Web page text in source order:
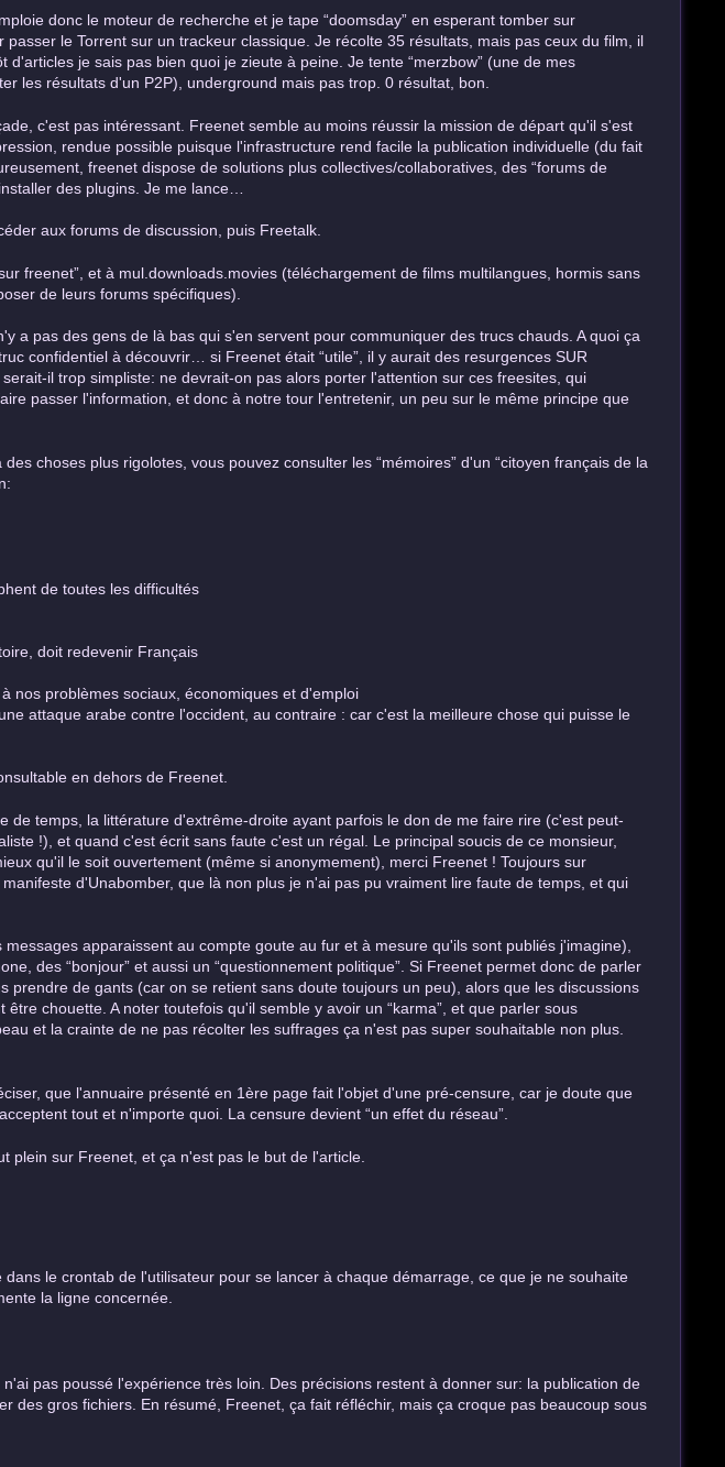
donc le moteur de recherche et je tape “doomsday” en esperant tomber sur
passer le Torrent sur un trackeur classique. Je récolte 35 résultats, mais pas ceux du film, il
je sais pas bien quoi je zieute à peine. Je tente “merzbow” (une de mes
les résultats d'un P2P), underground mais pas trop. 0 résultat, bon.
c'est pas intéressant. Freenet semble au moins réussir la mission de départ qu'il s'est
rendue possible puisque l'infrastructure rend facile la publication individuelle (du fait
freenet dispose de solutions plus collectives/collaboratives, des “forums de
des plugins. Je me lance…
aux forums de discussion, puis Freetalk.
freenet”, et à mul.downloads.movies (téléchargement de films multilangues, hormis sans
de leurs forums spécifiques).
a pas des gens de là bas qui s'en servent pour communiquer des trucs chauds. A quoi ça
confidentiel à découvrir… si Freenet était “utile”, il y aurait des resurgences SUR
il trop simpliste: ne devrait-on pas alors porter l'attention sur ces freesites, qui
passer l'information, et donc à notre tour l'entretenir, un peu sur le même principe que
choses plus rigolotes, vous pouvez consulter les “mémoires” d'un “citoyen français de la
de toutes les difficultés
doit redevenir Français
nos problèmes sociaux, économiques et d'emploi
attaque arabe contre l'occident, au contraire : car c'est la meilleure chose qui puisse le
en dehors de Freenet.
de temps, la littérature d'extrême-droite ayant parfois le don de me faire rire (c'est peut-
!), et quand c'est écrit sans faute c'est un régal. Le principal soucis de ce monsieur,
qu'il le soit ouvertement (même si anonymement), merci Freenet ! Toujours sur
d'Unabomber, que là non plus je n'ai pas pu vraiment lire faute de temps, et qui
apparaissent au compte goute au fur et à mesure qu'ils sont publiés j'imagine),
des “bonjour” et aussi un “questionnement politique”. Si Freenet permet donc de parler
prendre de gants (car on se retient sans doute toujours un peu), alors que les discussions
chouette. A noter toutefois qu'il semble y avoir un “karma”, et que parler sous
et la crainte de ne pas récolter les suffrages ça n'est pas super souhaitable non plus.
que l'annuaire présenté en 1ère page fait l'objet d'une pré-censure, car je doute que
tout et n'importe quoi. La censure devient “un effet du réseau”.
plein sur Freenet, et ça n'est pas le but de l'article.
le crontab de l'utilisateur pour se lancer à chaque démarrage, ce que je ne souhaite
la ligne concernée.
pas poussé l'expérience très loin. Des précisions restent à donner sur: la publication de
des gros fichiers. En résumé, Freenet, ça fait réfléchir, mais ça croque pas beaucoup sous